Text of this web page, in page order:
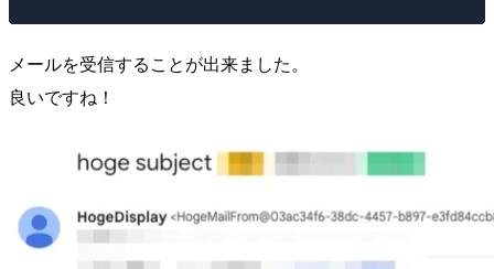
メールを受信することが出来ました。
良いですね！